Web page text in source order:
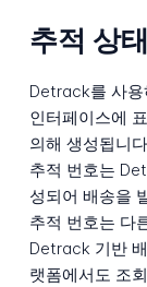
추적 상
Detrack를 사용
인터페이스에
의해 생성됩니
추적 번호는
성되어 배송을
추적 번호는 다
Detrack 기반
랫폼에서도 조